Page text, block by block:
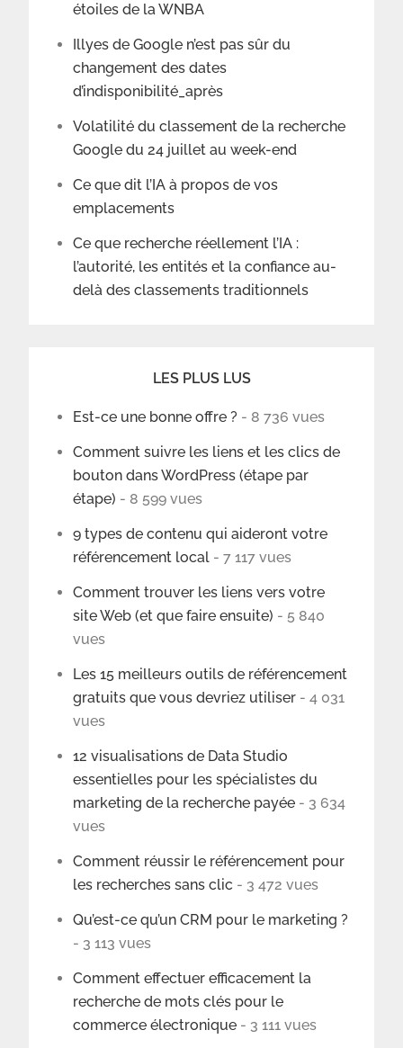
étoiles de la WNBA
Illyes de Google n’est pas sûr du
changement des dates
d’indisponibilité_après
Volatilité du classement de la recherche
Google du 24 juillet au week-end
Ce que dit l’IA à propos de vos
emplacements
Ce que recherche réellement l’IA :
l’autorité, les entités et la confiance au-
delà des classements traditionnels
LES PLUS LUS
Est-ce une bonne offre ? - 8 736 vues
Comment suivre les liens et les clics de
bouton dans WordPress (étape par
étape) - 8 599 vues
9 types de contenu qui aideront votre
référencement local - 7 117 vues
Comment trouver les liens vers votre
site Web (et que faire ensuite) - 5 840
vues
Les 15 meilleurs outils de référencement
gratuits que vous devriez utiliser - 4 031
vues
12 visualisations de Data Studio
essentielles pour les spécialistes du
marketing de la recherche payée - 3 634
vues
Comment réussir le référencement pour
les recherches sans clic - 3 472 vues
Qu’est-ce qu’un CRM pour le marketing ?
- 3 113 vues
Comment effectuer efficacement la
recherche de mots clés pour le
commerce électronique - 3 111 vues